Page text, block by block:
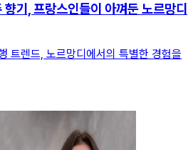
기, 프랑스인들이 아껴둔 노르망디
트렌드, 노르망디에서의 특별한 경험을